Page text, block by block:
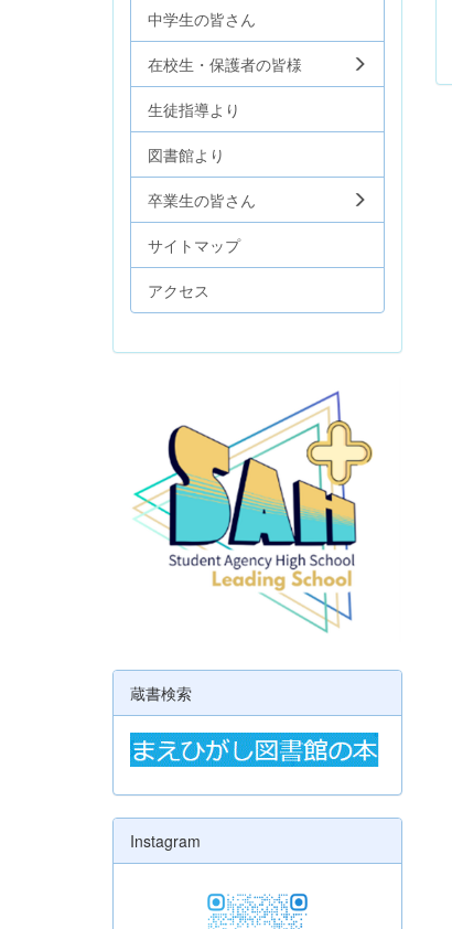
中学生の皆さん
在校生・保護者の皆様
生徒指導より
図書館より
卒業生の皆さん
サイトマップ
アクセス
蔵書検索
Instagram